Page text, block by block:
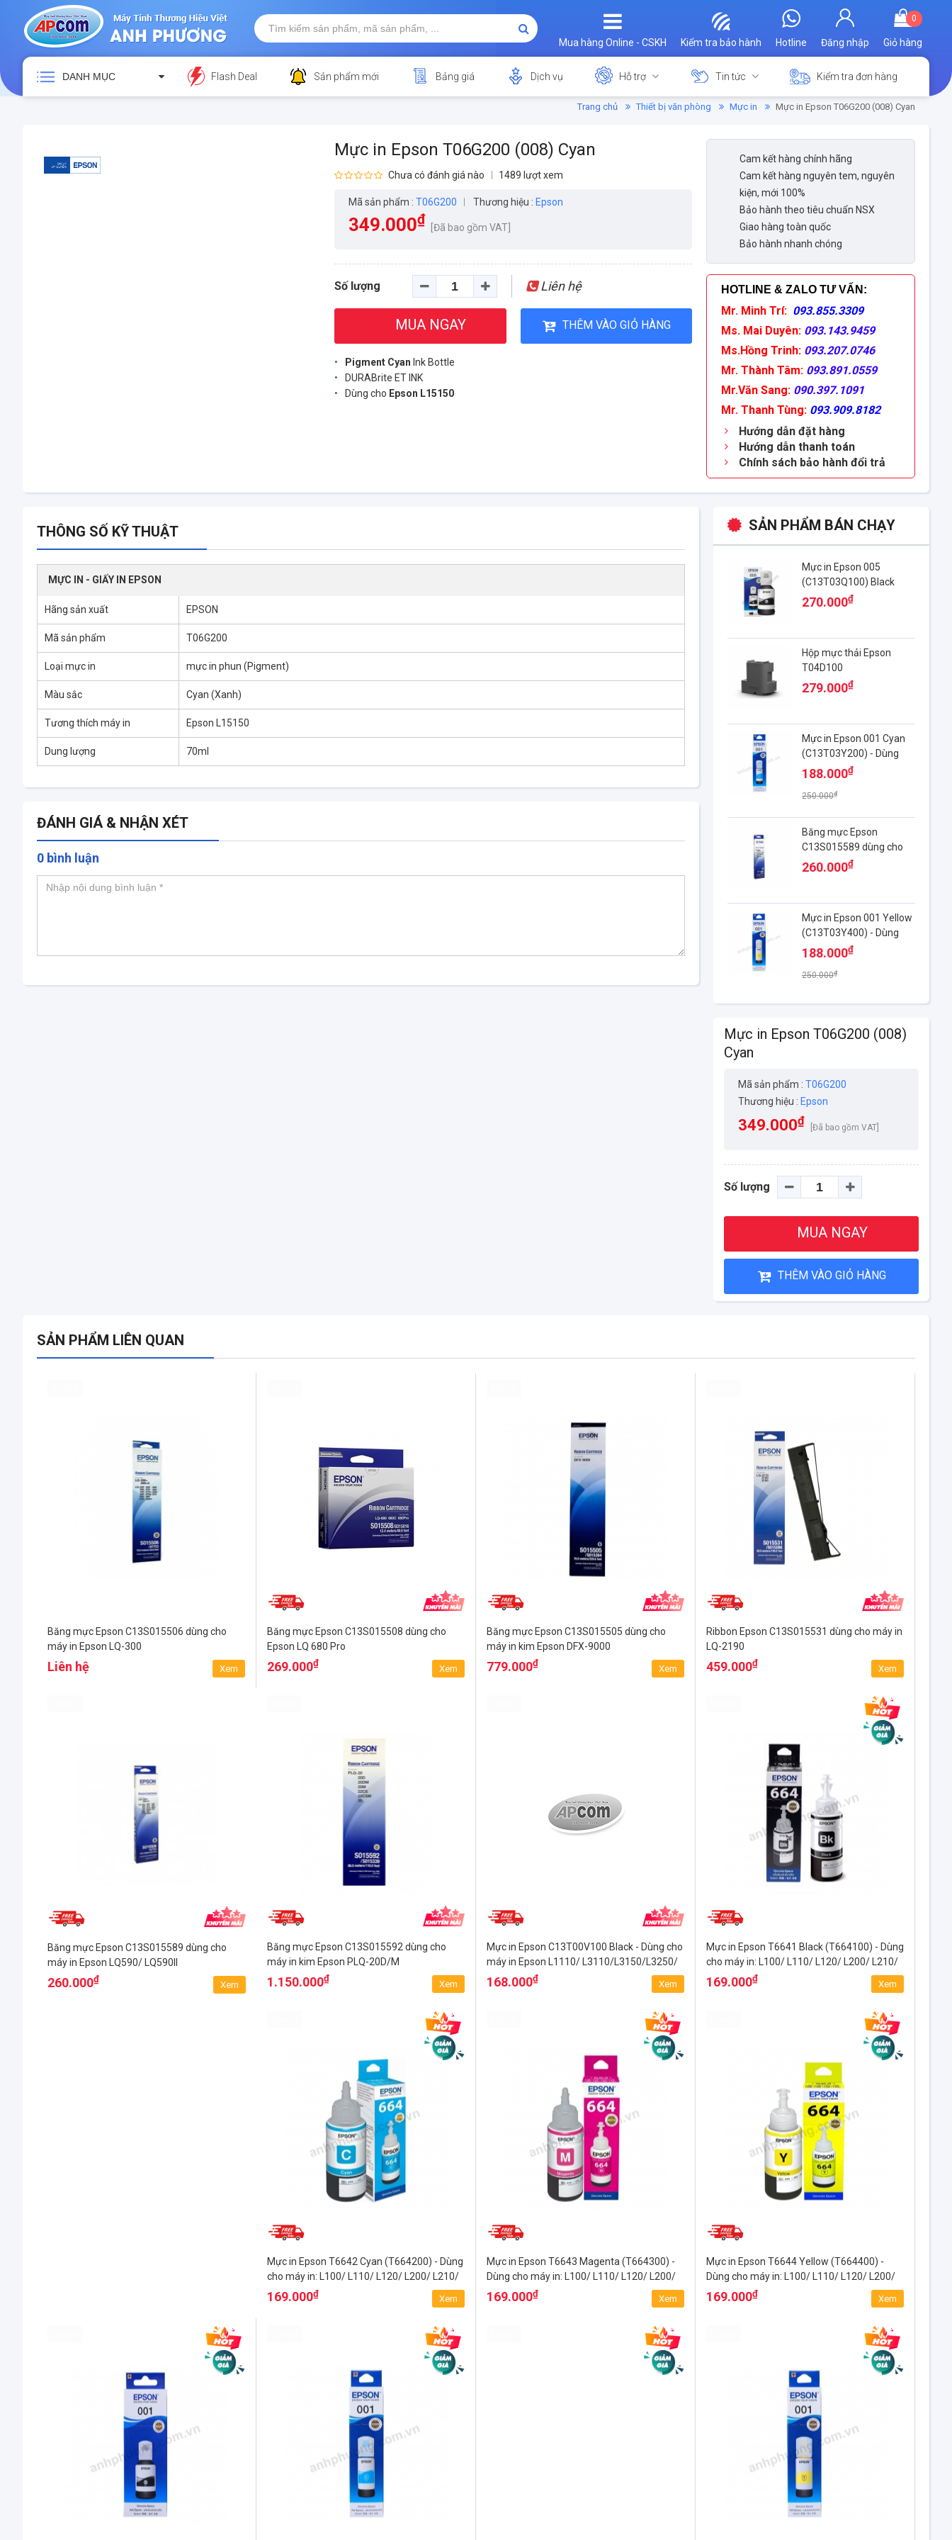
0
Giỏ hàng
Đăng nhập
Hotline
Kiểm tra bảo hành
Mua hàng Online - CSKH
DANH MỤC Flash Deal Sản phẩm mới Bảng giá Dịch vụ Hỗ trợ Tin tức Kiểm tra đơn hàng
Trang chủ Thiết bị văn phòng Mực in Mực in Epson T06G200 (008) Cyan
Mực in Epson T06G200 (008) Cyan
Chưa có đánh giá nào 1489 lượt xem
Mã sản phẩm : T06G200 Thương hiệu : Epson
349.000₫ [Đã bao gồm VAT]
Số lượng Liên hệ
MUA NGAY THÊM VÀO GIỎ HÀNG
Pigment Cyan Ink Bottle
DURABrite ET INK
Dùng cho Epson L15150
Cam kết hàng chính hãng
Cam kết hàng nguyên tem, nguyên
kiện, mới 100%
Bảo hành theo tiêu chuẩn NSX
Giao hàng toàn quốc
Bảo hành nhanh chóng
HOTLINE & ZALO TƯ VẤN :
Mr. Minh Trí: 093.855.3309
Ms. Mai Duyên: 093.143.9459
Ms.Hồng Trinh: 093.207.0746
Mr. Thành Tâm: 093.891.0559
Mr.Văn Sang: 090.397.1091
Mr. Thanh Tùng: 093.909.8182
Hướng dẫn đặt hàng
Hướng dẫn thanh toán
Chính sách bảo hành đổi trả
THÔNG SỐ KỸ THUẬT
MỰC IN - GIẤY IN EPSON
Hãng sản xuất EPSON
Mã sản phẩm T06G200
Loại mực in mực in phun (Pigment)
Màu sắc Cyan (Xanh)
Tương thích máy in Epson L15150
Dung lượng 70ml
ĐÁNH GIÁ & NHẬN XÉT
0 bình luận
SẢN PHẨM BÁN CHẠY
Mực in Epson 005
(C13T03Q100) Black
270.000₫
Hộp mực thải Epson
T04D100
279.000₫
Mực in Epson 001 Cyan
(C13T03Y200) - Dùng
cho máy in:
188.000₫
250.000₫
Băng mực Epson
C13S015589 dùng cho
máy in Epson LQ590/
260.000₫
Mực in Epson 001 Yellow
(C13T03Y400) - Dùng
cho máy in:
188.000₫
250.000₫
Mực in Epson T06G200 (008)
Cyan
Mã sản phẩm : T06G200
Thương hiệu : Epson
349.000₫
[Đã bao gồm VAT]
Số lượng
MUA NGAY
THÊM VÀO GIỎ HÀNG
SẢN PHẨM LIÊN QUAN
Băng mực Epson C13S015506 dùng cho
máy in Epson LQ-300
Liên hệ Xem
Băng mực Epson C13S015508 dùng cho
Epson LQ 680 Pro
269.000₫
Xem
Băng mực Epson C13S015505 dùng cho
máy in kim Epson DFX-9000
779.000₫
Xem
Ribbon Epson C13S015531 dùng cho máy in
LQ-2190
459.000₫
Xem
Băng mực Epson C13S015589 dùng cho
máy in Epson LQ590/ LQ590II
260.000₫
Xem
Băng mực Epson C13S015592 dùng cho
máy in kim Epson PLQ-20D/M
1.150.000₫
Xem
Mực in Epson C13T00V100 Black - Dùng cho
máy in Epson L1110/ L3110/L3150/L3250/
L1250/ L3210/ L1210
168.000₫
Xem
Mực in Epson T6641 Black (T664100) - Dùng
cho máy in: L100/ L110/ L120/ L200/ L210/
L220/...
169.000₫
Xem
Mực in Epson T6642 Cyan (T664200) - Dùng
cho máy in: L100/ L110/ L120/ L200/ L210/
L220/...
169.000₫
Xem
Mực in Epson T6643 Magenta (T664300) -
Dùng cho máy in: L100/ L110/ L120/ L200/
L210/ L220/...
169.000₫
Xem
Mực in Epson T6644 Yellow (T664400) -
Dùng cho máy in: L100/ L110/ L120/ L200/
L210/ L220/...
169.000₫
Xem